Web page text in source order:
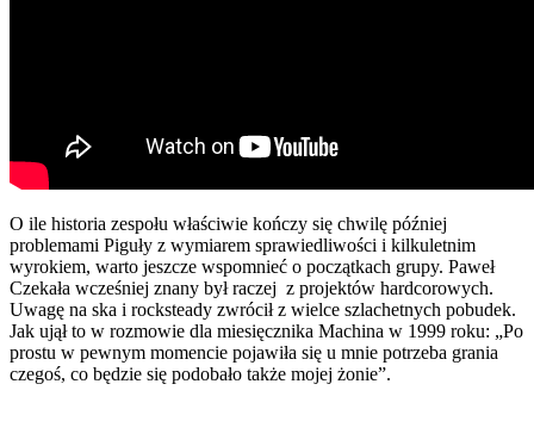
O ile historia zespołu właściwie kończy się chwilę później
problemami Piguły z wymiarem sprawiedliwości i kilkuletnim
wyrokiem, warto jeszcze wspomnieć o początkach grupy. Paweł
Czekała wcześniej znany był raczej z projektów hardcorowych.
Uwagę na ska i rocksteady zwrócił z wielce szlachetnych pobudek.
Jak ujął to w rozmowie dla miesięcznika Machina w 1999 roku: „Po
prostu w pewnym momencie pojawiła się u mnie potrzeba grania
czegoś, co będzie się podobało także mojej żonie”.